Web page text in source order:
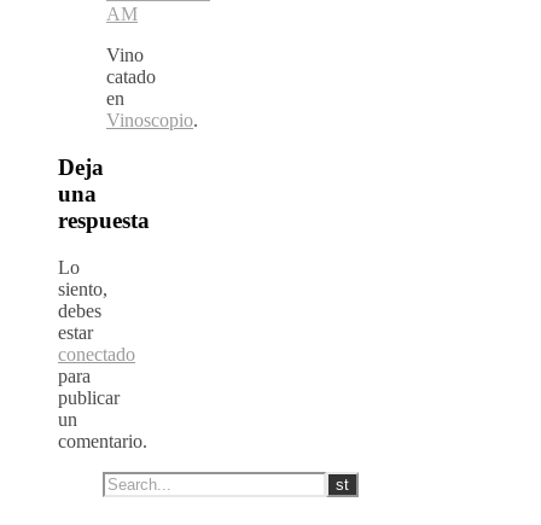
AM
Vino
catado
en
Vinoscopio.
Deja
una
respuesta
Lo
siento,
debes
estar
conectado
para
publicar
un
comentario.